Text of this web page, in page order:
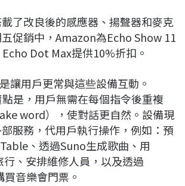
了改良後的感應器、揚聲器和麥克
促銷中，Amazon為Echo Show 11
Dot Max提供10%折扣。
讓用戶更常與這些設備互動。
是，用戶無需在每個指令後重複
word），使對話更自然。設備現
服務，代用戶執行操作，例如：預
、透過Suno生成歌曲、用
、安排維修人員，以及透過
音樂會門票。